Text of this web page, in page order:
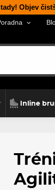
Objev
Inline